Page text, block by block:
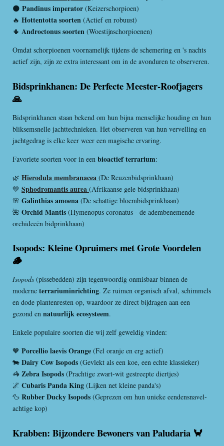
🌑 Pandinus imperator (Keizerschorpioen)
🔥 Hottentotta soorten (Actief en robuust)
🌵 Androctonus soorten (Woestijnschorpioenen)
Omdat schorpioenen voornamelijk tijdens de schemering en 's nachts
actief zijn, zijn ze extra interessant om in de avonduren te observeren.
Bidsprinkhanen: De Perfecte Meester-Roofjagers
🙏
Bidsprinkhanen staan bekend om hun bijna menselijke houding en hun
bliksemsnelle jachttechnieken. Het observeren van hun vervelling en
jachtgedrag is elke keer weer een magische ervaring.
Favoriete soorten voor in een bioactief terrarium:
🌿 Hierodula membranacea (De Reuzenbidsprinkhaan)
💛 Sphodromantis aurea (Afrikaanse gele bidsprinkhaan)
🌸 Galinthias amoena (De schattige bloembidsprinkhaan)
🌺 Orchid Mantis (Hymenopus coronatus - de adembenemende
orchideeën bidprinkhaan)
Isopods: Kleine Opruimers met Grote Voordelen
🪵
Isopods (pissebedden) zijn tegenwoordig onmisbaar binnen de
moderne terrariuminrichting. Ze ruimen organisch afval, schimmels
en dode plantenresten op, waardoor ze direct bijdragen aan een
gezond en natuurlijk ecosysteem.
Enkele populaire soorten die wij zelf geweldig vinden:
🧡 Porcellio laevis Orange (Fel oranje en erg actief)
🐄 Dairy Cow Isopods (Gevlekt als een koe, een echte klassieker)
🦓 Zebra Isopods (Prachtige zwart-wit gestreepte diertjes)
🌌 Cubaris Panda King (Lijken net kleine panda's)
🦆 Rubber Ducky Isopods (Geprezen om hun unieke eendensnavel-
achtige kop)
Krabben: Bijzondere Bewoners van Paludaria 🦀